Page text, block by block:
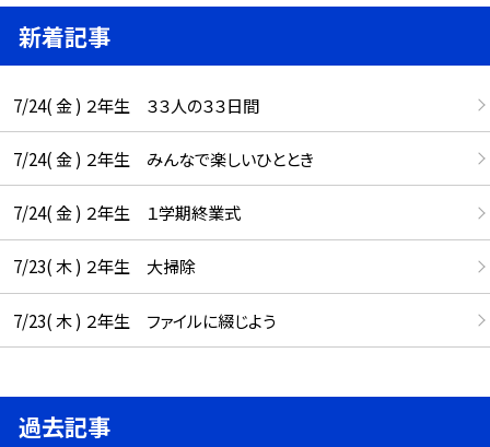
新着記事
7/24( 金 ) ２年生 ３３人の３３日間
7/24( 金 ) ２年生 みんなで楽しいひととき
7/24( 金 ) ２年生 １学期終業式
7/23( 木 ) ２年生 大掃除
7/23( 木 ) ２年生 ファイルに綴じよう
過去記事